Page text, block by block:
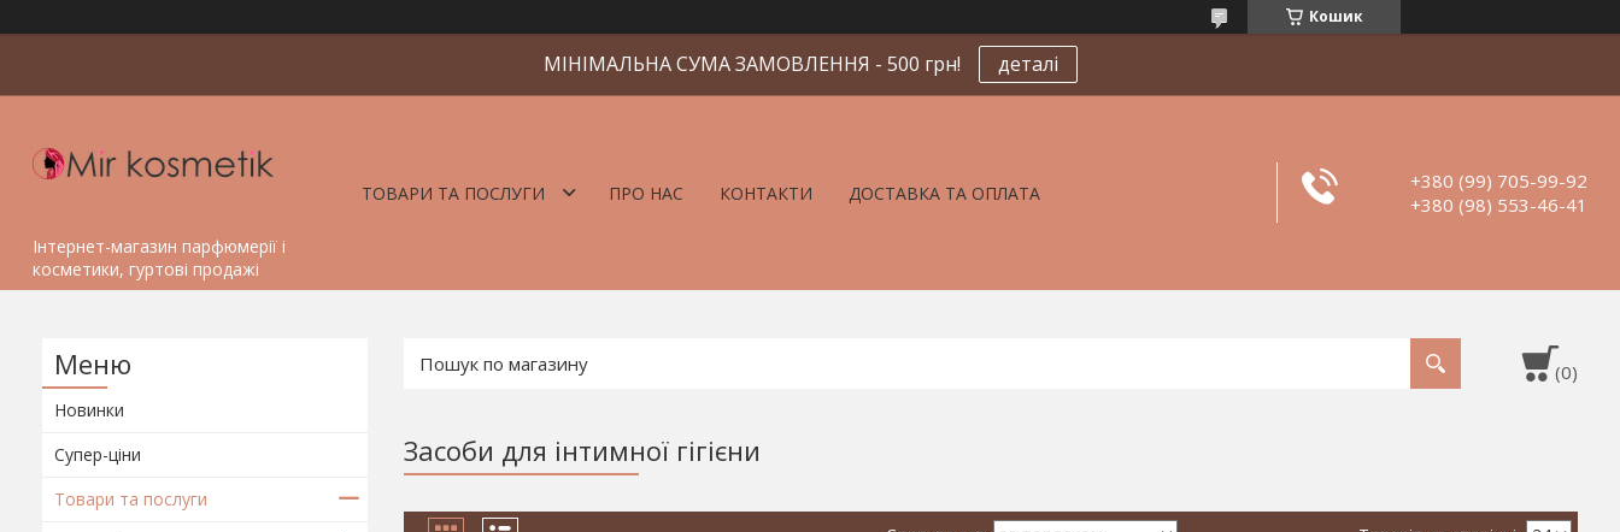
Кошик
МІНІМАЛЬНА СУМА ЗАМОВЛЕННЯ - 500 грн! деталі
Інтернет-магазин парфюмерії і
косметики, гуртові продажі
ТОВАРИ ТА ПОСЛУГИ ПРО НАС КОНТАКТИ ДОСТАВКА ТА ОПЛАТА
+380 (99) 705-99-92
+380 (98) 553-46-41
Засоби для інтимної гігієни
Новинки
Супер-ціни
Товари та послуги